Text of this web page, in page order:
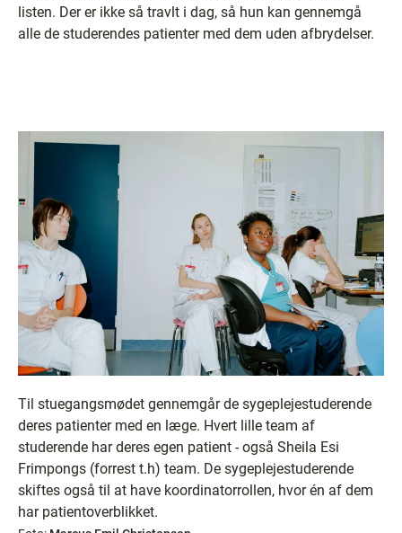
listen. Der er ikke så travlt i dag, så hun kan gennemgå
alle de studerendes patienter med dem uden afbrydelser.
Til stuegangsmødet gennemgår de sygeplejestuderende
deres patienter med en læge. Hvert lille team af
studerende har deres egen patient - også Sheila Esi
Frimpongs (forrest t.h) team. De sygeplejestuderende
skiftes også til at have koordinatorrollen, hvor én af dem
har patientoverblikket.